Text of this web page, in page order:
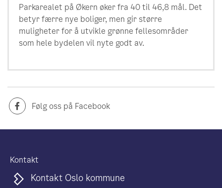
Parkarealet på Økern øker fra 40 til 46,8 mål. Det
betyr færre nye boliger, men gir større
muligheter for å utvikle grønne fellesområder
som hele bydelen vil nyte godt av.
Følg oss på Facebook
Kontakt
Kontakt Oslo kommune